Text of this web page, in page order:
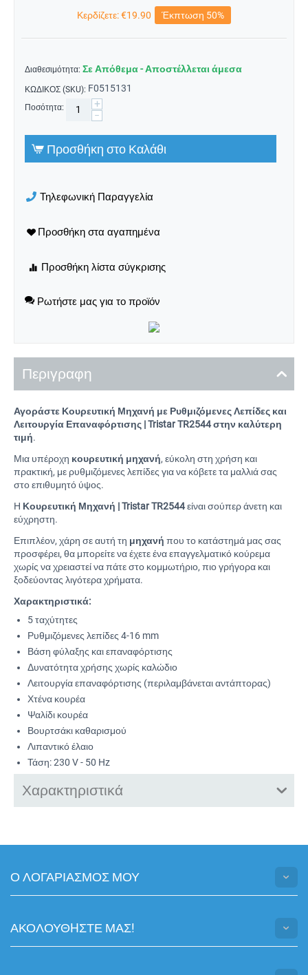
Κερδίζετε:€19.90 Έκπτωση 50%
Διαθεσιμότητα: Σε Απόθεμα - Αποστέλλεται άμεσα
ΚΩΔΙΚΟΣ (SKU): F0515131
Ποσότητα: +
−
Προσθήκη στο Καλάθι
Τηλεφωνική Παραγγελία
Ρωτήστε μας για το προϊόν
Περιγραφη
Αγοράστε Κουρευτική Μηχανή με Ρυθμιζόμενες Λεπίδες και
Λειτουργία Επαναφόρτισης | Tristar TR2544 στην καλύτερη
τιμή.
Μια υπέροχη κουρευτική μηχανή, εύκολη στη χρήση και
πρακτική, με ρυθμιζόμενες λεπίδες για να κόβετε τα μαλλιά σας
στο επιθυμητό ύψος.
Η Κουρευτική Μηχανή | Tristar TR2544είναι σούπερ άνετη και
εύχρηστη.
Επιπλέον, χάρη σε αυτή τη μηχανή που το κατάστημά μας σας
προσφέρει, θα μπορείτε να έχετε ένα επαγγελματικό κούρεμα
χωρίς να χρειαστεί να πάτε στο κομμωτήριο, πιο γρήγορα και
ξοδεύοντας λιγότερα χρήματα.
Χαρακτηριστικά:
5 ταχύτητες
Ρυθμιζόμενες λεπίδες 4-16 mm
Βάση φύλαξης και επαναφόρτισης
Δυνατότητα χρήσης χωρίς καλώδιο
Λειτουργία επαναφόρτισης (περιλαμβάνεται αντάπτορας)
Χτένα κουρέα
Ψαλίδι κουρέα
Βουρτσάκι καθαρισμού
Λιπαντικό έλαιο
Τάση: 230 V - 50 Hz
Χαρακτηριστικά
Ο ΛΟΓΑΡΙΑΣΜΟΣ ΜΟΥ
ΑΚΟΛΟΥΘHΣΤΕ ΜΑΣ!